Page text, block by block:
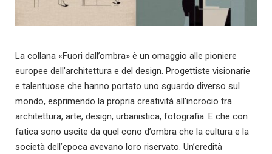
La collana «Fuori dall’ombra» è un omaggio alle pioniere
europee dell’architettura e del design. Progettiste visionarie
e talentuose che hanno portato uno sguardo diverso sul
mondo, esprimendo la propria creatività all’incrocio tra
architettura, arte, design, urbanistica, fotografia. E che con
fatica sono uscite da quel cono d’ombra che la cultura e la
società dell’epoca avevano loro riservato. Un’eredità